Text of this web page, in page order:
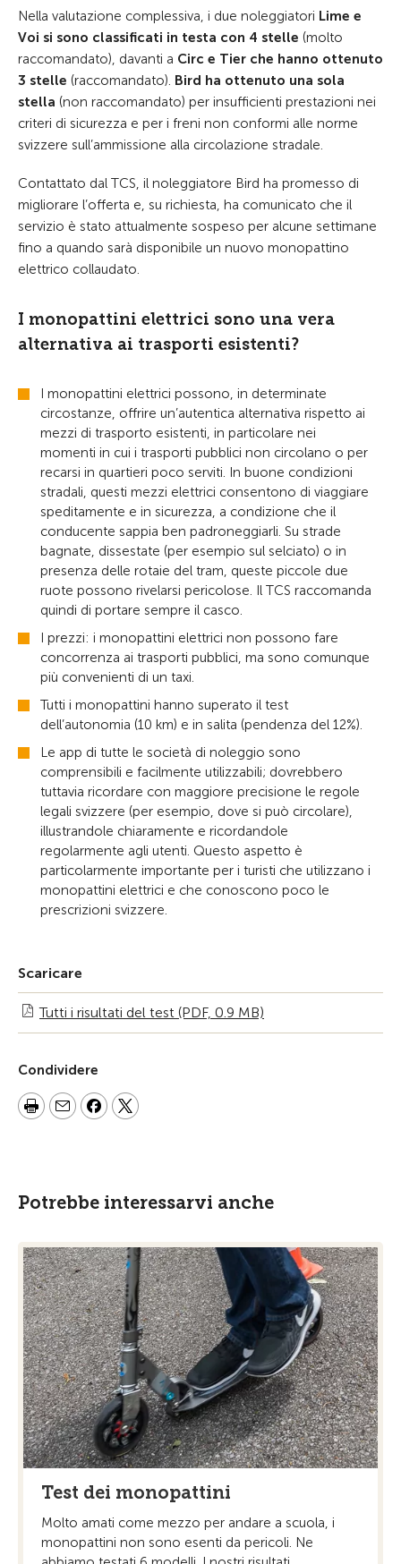
Nella valutazione complessiva, i due noleggiatori Lime e
Voi si sono classificati in testa con 4 stelle (molto
raccomandato), davanti a Circ e Tier che hanno ottenuto
3 stelle (raccomandato). Bird ha ottenuto una sola
stella (non raccomandato) per insufficienti prestazioni nei
criteri di sicurezza e per i freni non conformi alle norme
svizzere sull’ammissione alla circolazione stradale.
Contattato dal TCS, il noleggiatore Bird ha promesso di
migliorare l’offerta e, su richiesta, ha comunicato che il
servizio è stato attualmente sospeso per alcune settimane
fino a quando sarà disponibile un nuovo monopattino
elettrico collaudato.
I monopattini elettrici sono una vera
alternativa ai trasporti esistenti?
I monopattini elettrici possono, in determinate
circostanze, offrire un’autentica alternativa rispetto ai
mezzi di trasporto esistenti, in particolare nei
momenti in cui i trasporti pubblici non circolano o per
recarsi in quartieri poco serviti. In buone condizioni
stradali, questi mezzi elettrici consentono di viaggiare
speditamente e in sicurezza, a condizione che il
conducente sappia ben padroneggiarli. Su strade
bagnate, dissestate (per esempio sul selciato) o in
presenza delle rotaie del tram, queste piccole due
ruote possono rivelarsi pericolose. Il TCS raccomanda
quindi di portare sempre il casco.
I prezzi: i monopattini elettrici non possono fare
concorrenza ai trasporti pubblici, ma sono comunque
più convenienti di un taxi.
Tutti i monopattini hanno superato il test
dell’autonomia (10 km) e in salita (pendenza del 12%).
Le app di tutte le società di noleggio sono
comprensibili e facilmente utilizzabili; dovrebbero
tuttavia ricordare con maggiore precisione le regole
legali svizzere (per esempio, dove si può circolare),
illustrandole chiaramente e ricordandole
regolarmente agli utenti. Questo aspetto è
particolarmente importante per i turisti che utilizzano i
monopattini elettrici e che conoscono poco le
prescrizioni svizzere.
Scaricare
Tutti i risultati del test (PDF, 0.9 MB)
Condividere
Potrebbe interessarvi anche
Test dei monopattini
Molto amati come mezzo per andare a scuola, i
monopattini non sono esenti da pericoli. Ne